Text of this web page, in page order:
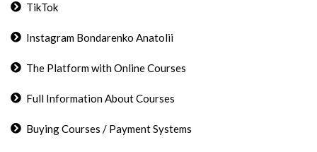
TikTok
Instagram Bondarenko Anatolii
The Platform with Online Courses
Full Information About Courses
Buying Courses / Payment Systems